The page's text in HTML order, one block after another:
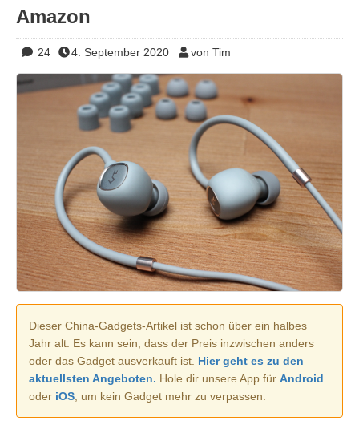
Amazon
24 4. September 2020 von Tim
Dieser China-Gadgets-Artikel ist schon über ein halbes
Jahr alt. Es kann sein, dass der Preis inzwischen anders
oder das Gadget ausverkauft ist. Hier geht es zu den
aktuellsten Angeboten. Hole dir unsere App für Android
oder iOS , um kein Gadget mehr zu verpassen.